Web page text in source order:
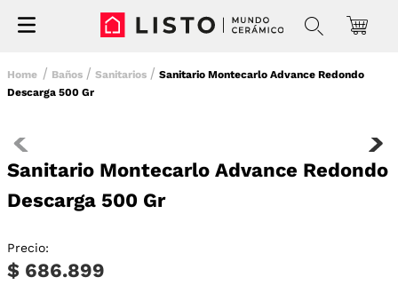
Baños Sanitarios
Sanitario Montecarlo Advance Redondo
Descarga 500 Gr
Sanitario Montecarlo Advance Redondo
Descarga 500 Gr
Precio:
$ 686.899